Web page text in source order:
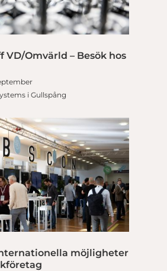
VD/Omvärld – Besök hos
i Gullspång
möjligheter